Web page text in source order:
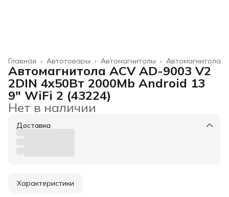
Автомагнитола
Автомагнитолы ›
Автотовары ›
Главная ›
Автомагнитола ACV AD-9003 V2
2DIN 4x50Вт 2000Mb Android 13
9" WiFi 2 (43224)
Нет в наличии
Доставка
Характеристики